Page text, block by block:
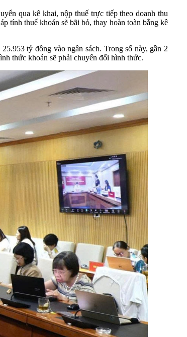
qua kê khai, nộp thuế trực tiếp theo doanh thu
tính thuế khoán sẽ bãi bỏ, thay hoàn toàn bằng kê
tỷ đồng vào ngân sách. Trong số này, gần 2
thức khoán sẽ phải chuyển đổi hình thức.